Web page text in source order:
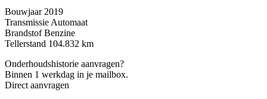
Bouwjaar 2019
Transmissie Automaat
Brandstof Benzine
Tellerstand 104.832 km
Onderhoudshistorie aanvragen?
Binnen 1 werkdag in je mailbox.
Direct aanvragen